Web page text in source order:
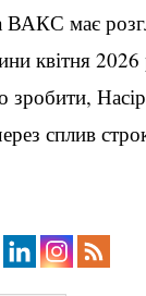
ВАКС має
квітня
зробити,
сплив